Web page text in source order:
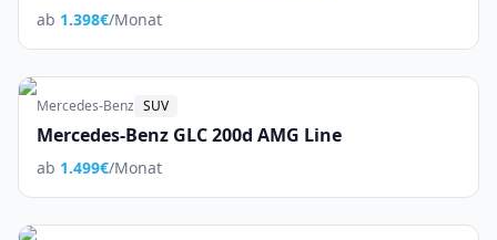
ab 1.398€/Monat
Mercedes-Benz SUV
Mercedes-Benz GLC 200d AMG Line
ab 1.499€/Monat